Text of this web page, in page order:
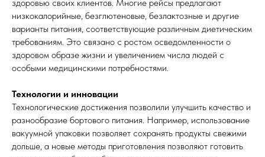
здоровью своих клиентов. Многие рейсы предлагают
низкокалорийные, безглютеновые, безлактозные и другие
варианты питания, соответствующие различным диетическим
требованиям. Это связано с ростом осведомленности о
здоровом образе жизни и увеличением числа людей с
особыми медицинскими потребностями.
Технологии и инновации
Технологические достижения позволили улучшить качество и
разнообразие бортового питания. Например, использование
вакуумной упаковки позволяет сохранять продукты свежими
дольше, а новые методы приготовления позволяют готовить